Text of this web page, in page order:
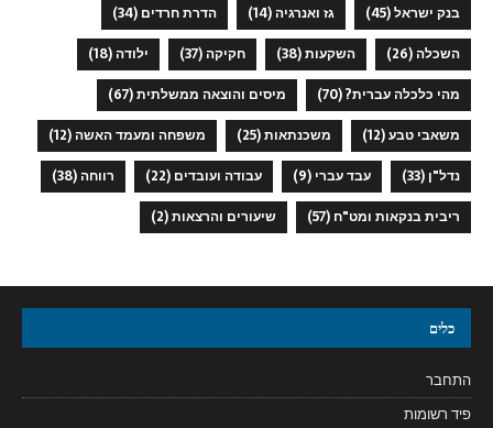
בנק ישראל(45) גז ואנרגיה(14) הדרת חרדים (34)
השכלה(26) השקעות(38) חקיקה(37) ילודה(18)
מהי כלכלה עברית?(70) מיסים והוצאה ממשלתית(67)
משאבי טבע(12) משכנתאות(25) משפחה ומעמד האשה(12)
נדל"ן (33) עבד עברי (9) עבודה ועובדים (22) רווחה(38)
ריבית בנקאות ומט"ח (57) שיעורים והרצאות(2)
כלים
התחבר
פיד רשומות